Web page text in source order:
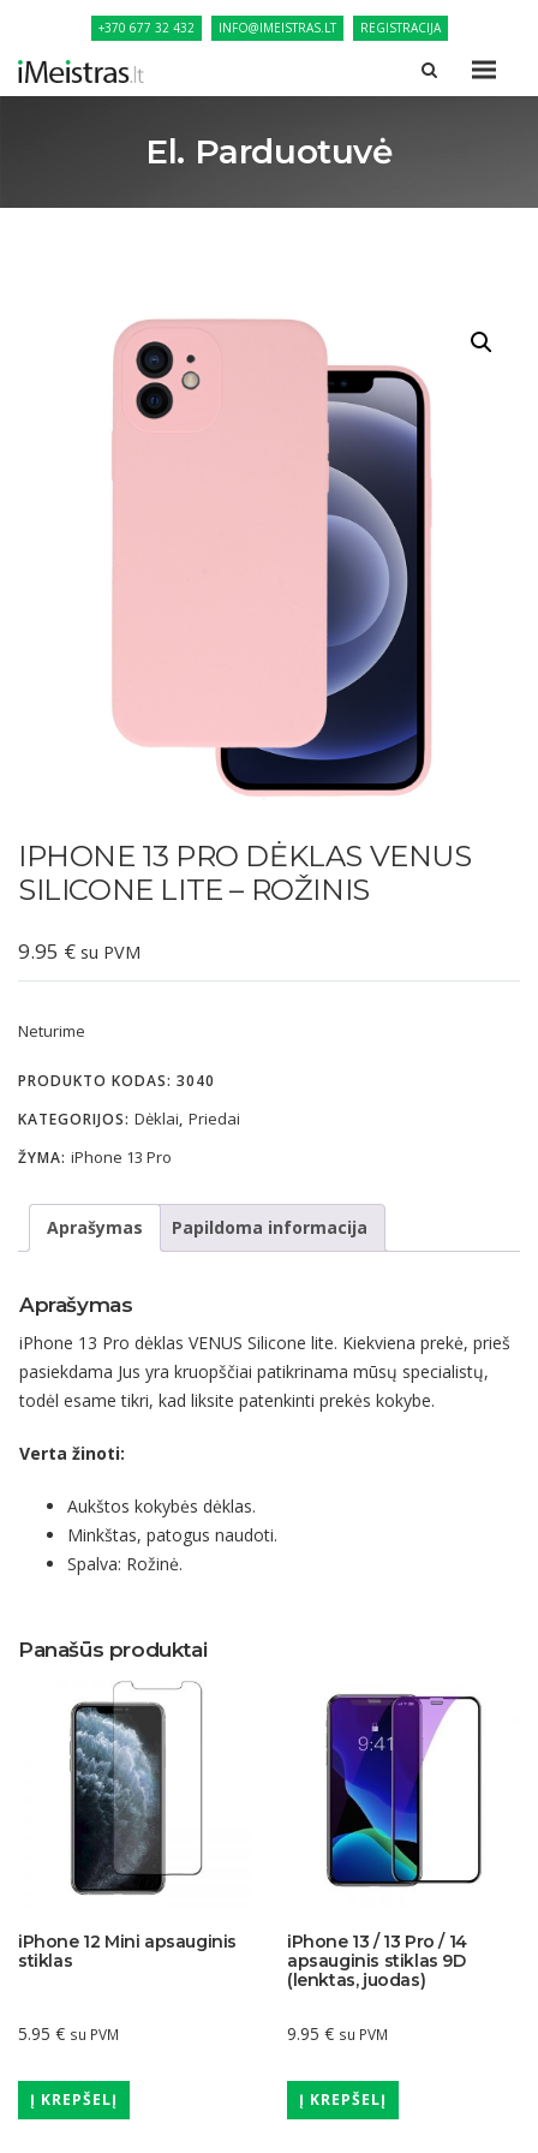
+370 677 32 432 INFO@IMEISTRAS.LT REGISTRACIJA
El. Parduotuvė
IPHONE 13 PRO DĖKLAS VENUS
SILICONE LITE – ROŽINIS
9.95 € su PVM
Neturime
PRODUKTO KODAS: 3040
KATEGORIJOS: Dėklai, Priedai
ŽYMA: iPhone 13 Pro
Aprašymas Papildoma informacija
Aprašymas
iPhone 13 Pro dėklas VENUS Silicone lite. Kiekviena prekė, prieš
pasiekdama Jus yra kruopščiai patikrinama mūsų specialistų,
todėl esame tikri, kad liksite patenkinti prekės kokybe.
Verta žinoti:
Aukštos kokybės dėklas.
Minkštas, patogus naudoti.
Spalva: Rožinė.
Panašūs produktai
iPhone 12 Mini apsauginis
stiklas
5.95 € su PVM
Į KREPŠELĮ
iPhone 13 / 13 Pro / 14
apsauginis stiklas 9D
(lenktas, juodas)
9.95 € su PVM
Į KREPŠELĮ